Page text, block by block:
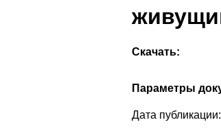
Скачать:
Параметры
Дата публикации: